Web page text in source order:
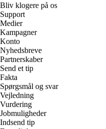
Bliv klogere på os
Support
Medier
Kampagner
Konto
Nyhedsbreve
Partnerskaber
Send et tip
Fakta
Spørgsmål og svar
Vejledning
Vurdering
Jobmuligheder
Indsend tip